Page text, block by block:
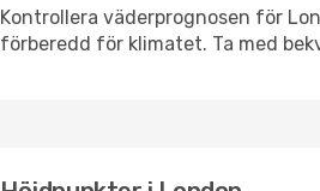
Kontrollera väderprognosen för
förberedd för klimatet. Ta med